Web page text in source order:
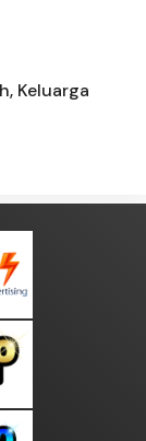
Keluarga